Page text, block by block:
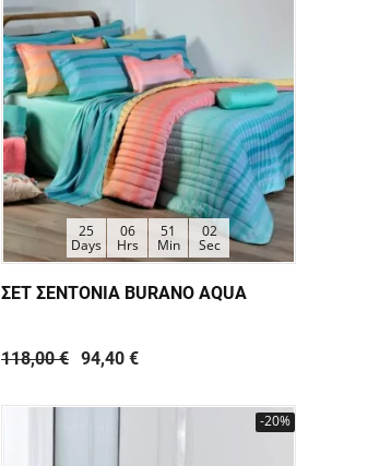
25
Days
06
Hrs
51
Min
01
Sec
ΣΕΤ ΣΕΝΤΟΝΙΑ BURANO AQUA
118,00 € 94,40 €
-20%